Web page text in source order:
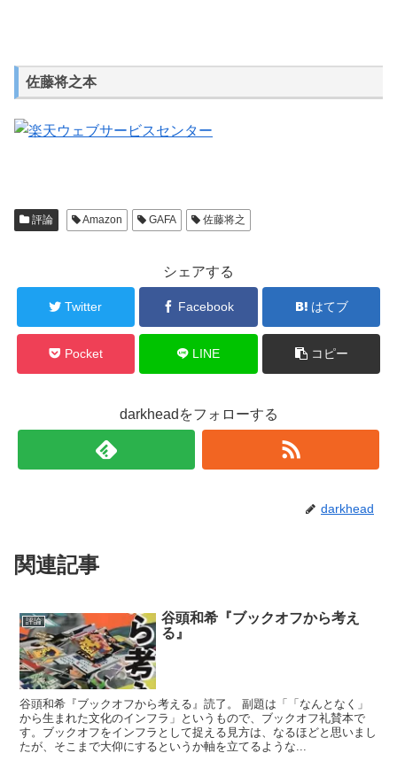
佐藤将之本
評論 Amazon GAFA 佐藤将之
シェアする
Twitter Facebook はてブ
Pocket LINE コピー
darkheadをフォローする
darkhead
関連記事
評論
谷頭和希『ブックオフから考え
る』
谷頭和希『ブックオフから考える』読了。 副題は「「なんとなく」
から生まれた文化のインフラ」というもので、ブックオフ礼賛本で
す。ブックオフをインフラとして捉える見方は、なるほどと思いまし
たが、そこまで大仰にするというか軸を立てるような...